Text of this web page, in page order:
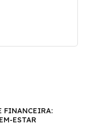
FINANCEIRA:
ESTAR